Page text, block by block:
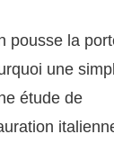
pousse la
une
étude de